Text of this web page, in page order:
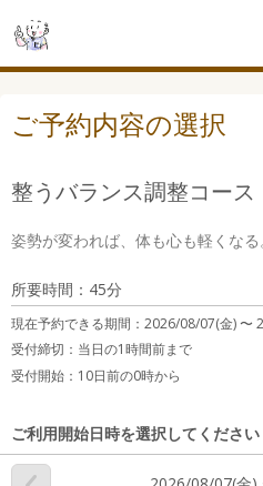
ご予約内容の選択
整うバランス調整コース
姿勢が変われば、体も心も軽くなる
所要時間：45分
現在予約できる期間： 2026/08/07(金) 〜
受付締切： 当日の1時間前まで
受付開始： 10日前の0時から
ご利用開始日時を選択してください